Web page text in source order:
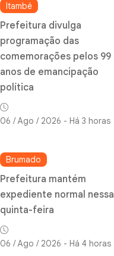
Itambé
Prefeitura divulga
programação das
comemorações pelos 99
anos de emancipação
política
06 / Ago / 2026 - Há 3 horas
Brumado
Prefeitura mantém
expediente normal nessa
quinta-feira
06 / Ago / 2026 - Há 4 horas